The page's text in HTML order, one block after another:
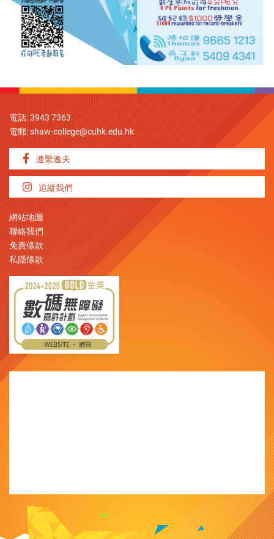
電話: 3943 7363
電郵:shaw-college@cuhk.edu.hk
連繫逸夫
追縱我們
網站地圖
聯絡我們
免責條款
私隱條款